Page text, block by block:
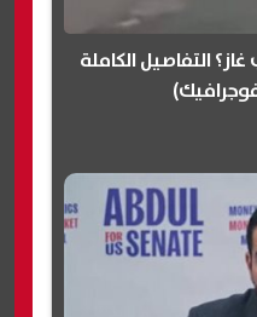
التفاصيل الكاملة